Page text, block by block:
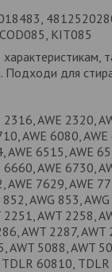
KIT085
Подходи для
AWE 2320,
AWE 6080,
AWE 6515, AWE
AWE 6730,
7629, AWE
AWG 853,
AWT 2258,
AWT 2287,
AWT 5088, AWT
60810,